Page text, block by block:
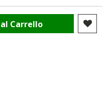
Carrello